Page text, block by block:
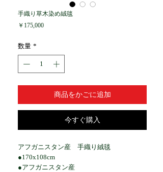
手織り草木染め絨毯
￥175,000価
数量 *
商品をかごに追加
今すぐ購入
アフガニスタン産 手織り絨毯
●170x108cm
●アフガニスタン産